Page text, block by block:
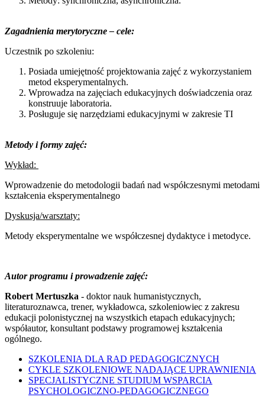
Zagadnienia merytoryczne – cele:
Uczestnik po szkoleniu:
Posiada umiejętność projektowania zajęć z wykorzystaniem
metod eksperymentalnych.
Wprowadza na zajęciach edukacyjnych doświadczenia oraz
konstruuje laboratoria.
Posługuje się narzędziami edukacyjnymi w zakresie TI
Metody i formy zajęć:
Wykład:
Wprowadzenie do metodologii badań nad współczesnymi metodami
kształcenia eksperymentalnego
Dyskusja/warsztaty:
Metody eksperymentalne we współczesnej dydaktyce i metodyce.
Autor programu i prowadzenie zajęć:
Robert Mertuszka - doktor nauk humanistycznych,
literaturoznawca, trener, wykładowca, szkoleniowiec z zakresu
edukacji polonistycznej na wszystkich etapach edukacyjnych;
współautor, konsultant podstawy programowej kształcenia
ogólnego.
SZKOLENIA DLA RAD PEDAGOGICZNYCH
CYKLE SZKOLENIOWE NADAJĄCE UPRAWNIENIA
SPECJALISTYCZNE STUDIUM WSPARCIA
PSYCHOLOGICZNO-PEDAGOGICZNEGO